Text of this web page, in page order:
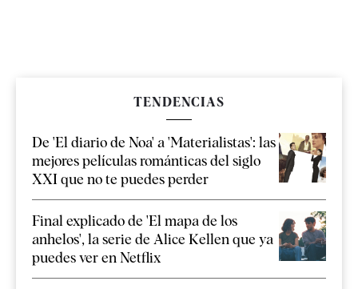
TENDENCIAS
De 'El diario de Noa' a 'Materialistas': las
mejores películas románticas del siglo
XXI que no te puedes perder
Final explicado de 'El mapa de los
anhelos', la serie de Alice Kellen que ya
puedes ver en Netflix